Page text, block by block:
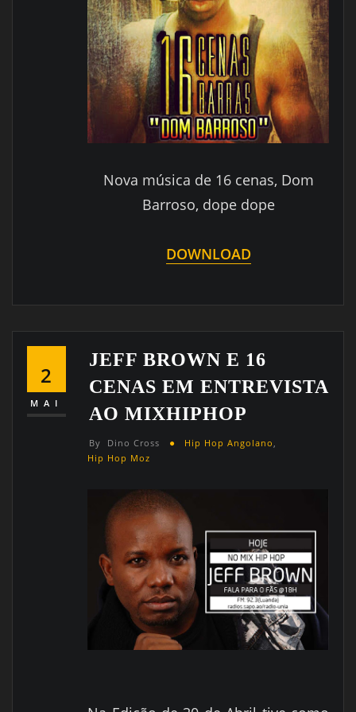
Nova música de 16 cenas, Dom
Barroso, dope dope
DOWNLOAD
2
MAI
JEFF BROWN E 16
CENAS EM ENTREVISTA
AO MIXHIPHOP
By Dino Cross Hip Hop Angolano ,
Hip Hop Moz